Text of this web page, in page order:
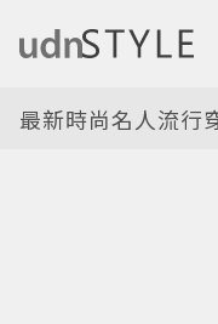
最新時尚名人流行